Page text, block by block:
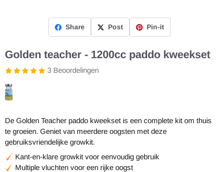
Share Post Pin-it
Golden teacher - 1200cc paddo kweekset
3 Beoordelingen
De Golden Teacher paddo kweekset is een complete kit om thuis
te groeien. Geniet van meerdere oogsten met deze
gebruiksvriendelijke growkit.
Kant-en-klare growkit voor eenvoudig gebruik
Multiple vluchten voor een rijke oogst